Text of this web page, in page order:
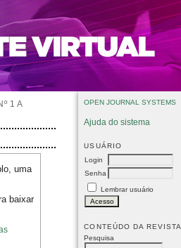
OPEN JOURNAL SYSTEMS
Ajuda do sistema
USUÁRIO
Login
Senha
Lembrar usuário
CONTEÚDO DA REVISTA
Pesquisa
1 A
uma
baixar